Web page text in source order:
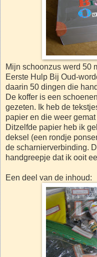
Mijn schoonzus werd 50
Eerste Hulp Bij Oud-
daarin 50 dingen die
De koffer is een
gezeten. Ik heb de
papier en die weer
Ditzelfde papier heb ik
deksel (een rondje
de scharnierverbinding.
handgreepje dat ik ooit
Een deel van de inhoud: